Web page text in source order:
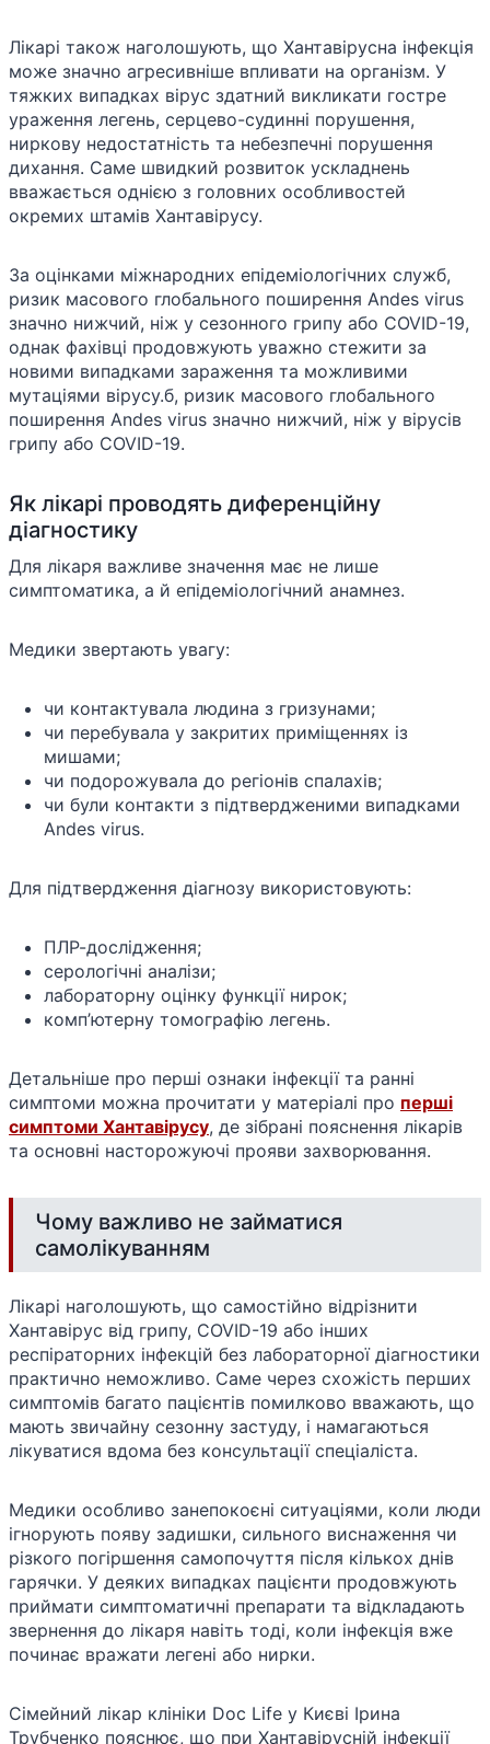
Лікарі також наголошують, що Хантавірусна інфекція
може значно агресивніше впливати на організм. У
тяжких випадках вірус здатний викликати гостре
ураження легень, серцево-судинні порушення,
ниркову недостатність та небезпечні порушення
дихання. Саме швидкий розвиток ускладнень
вважається однією з головних особливостей
окремих штамів Хантавірусу.
За оцінками міжнародних епідеміологічних служб,
ризик масового глобального поширення Andes virus
значно нижчий, ніж у сезонного грипу або COVID-19,
однак фахівці продовжують уважно стежити за
новими випадками зараження та можливими
мутаціями вірусу.б, ризик масового глобального
поширення Andes virus значно нижчий, ніж у вірусів
грипу або COVID-19.
Як лікарі проводять диференційну
діагностику
Для лікаря важливе значення має не лише
симптоматика, а й епідеміологічний анамнез.
Медики звертають увагу:
чи контактувала людина з гризунами;
чи перебувала у закритих приміщеннях із
мишами;
чи подорожувала до регіонів спалахів;
чи були контакти з підтвердженими випадками
Andes virus.
Для підтвердження діагнозу використовують:
ПЛР-дослідження;
серологічні аналізи;
лабораторну оцінку функції нирок;
комп’ютерну томографію легень.
Детальніше про перші ознаки інфекції та ранні
симптоми можна прочитати у матеріалі про перші
симптоми Хантавірусу, де зібрані пояснення лікарів
та основні насторожуючі прояви захворювання.
Чому важливо не займатися
самолікуванням
Лікарі наголошують, що самостійно відрізнити
Хантавірус від грипу, COVID-19 або інших
респіраторних інфекцій без лабораторної діагностики
практично неможливо. Саме через схожість перших
симптомів багато пацієнтів помилково вважають, що
мають звичайну сезонну застуду, і намагаються
лікуватися вдома без консультації спеціаліста.
Медики особливо занепокоєні ситуаціями, коли люди
ігнорують появу задишки, сильного виснаження чи
різкого погіршення самопочуття після кількох днів
гарячки. У деяких випадках пацієнти продовжують
приймати симптоматичні препарати та відкладають
звернення до лікаря навіть тоді, коли інфекція вже
починає вражати легені або нирки.
Сімейний лікар клініки Doc Life у Києві Ірина
Трубченко пояснює, що при Хантавірусній інфекції